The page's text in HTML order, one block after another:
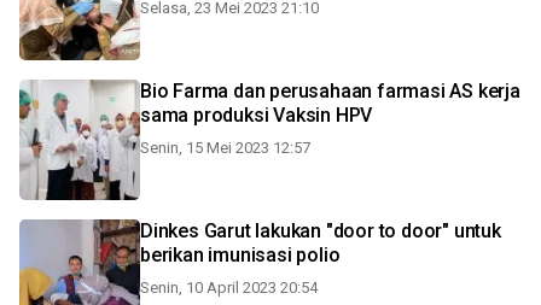
Selasa, 23 Mei 2023 21:10
Bio Farma dan perusahaan farmasi AS kerja
sama produksi Vaksin HPV
Senin, 15 Mei 2023 12:57
Dinkes Garut lakukan "door to door" untuk
berikan imunisasi polio
Senin, 10 April 2023 20:54